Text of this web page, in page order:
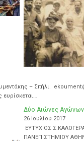
– Σπήλι.
ευρίσκεται…
Δύο Αιώνες Αγώνων
26 Ιουλίου 2017
ΕΥΤΥΧΙΟΣ
ΠΑΝΕΠΙΣΤΗΜΙΟΥ